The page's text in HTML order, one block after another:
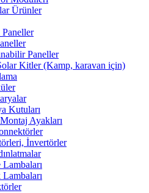
Ürünler
Paneller
Kitler (Kamp, karavan için)
Kutuları
Ayakları
İnvertörler